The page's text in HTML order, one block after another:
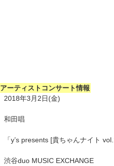
アーティストコンサート情報
2018年3月2日(金)
和田唱
「y’s presents [貴ちゃんナイト
渋谷duo MUSIC EXCHANGE